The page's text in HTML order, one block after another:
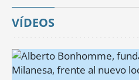
VÍDEOS